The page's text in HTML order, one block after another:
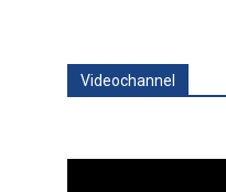
Videochannel